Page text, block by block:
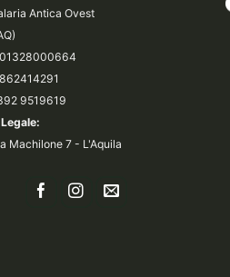
Antica Ovest
9519619
Machilone 7 - L'Aquila